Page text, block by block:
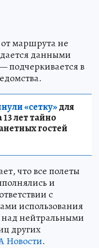
маршрута не
данными
подчеркивается в
«сетку»для
лет тайно
гостей
что все полеты
и
с
использования
над нейтральными
других
Новости.